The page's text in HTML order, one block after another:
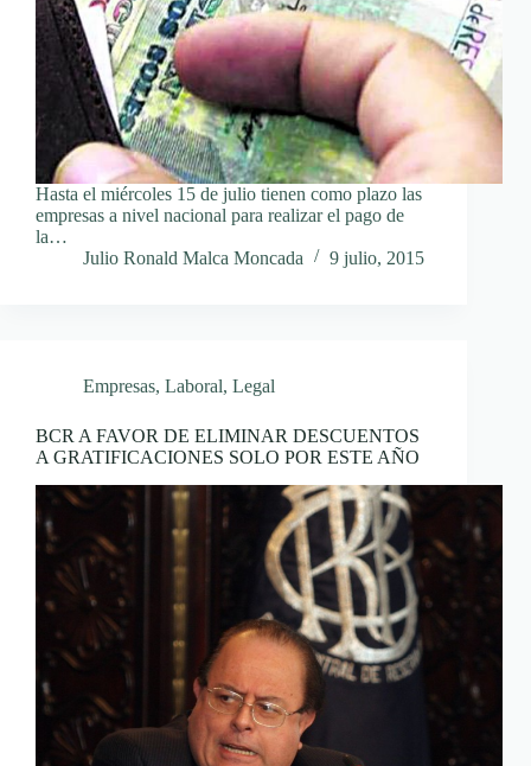
Hasta el miércoles 15 de julio tienen como plazo las
empresas a nivel nacional para realizar el pago de
la…
Julio Ronald Malca Moncada
9 julio, 2015
Empresas, Laboral, Legal
BCR A FAVOR DE ELIMINAR DESCUENTOS
A GRATIFICACIONES SOLO POR ESTE AÑO